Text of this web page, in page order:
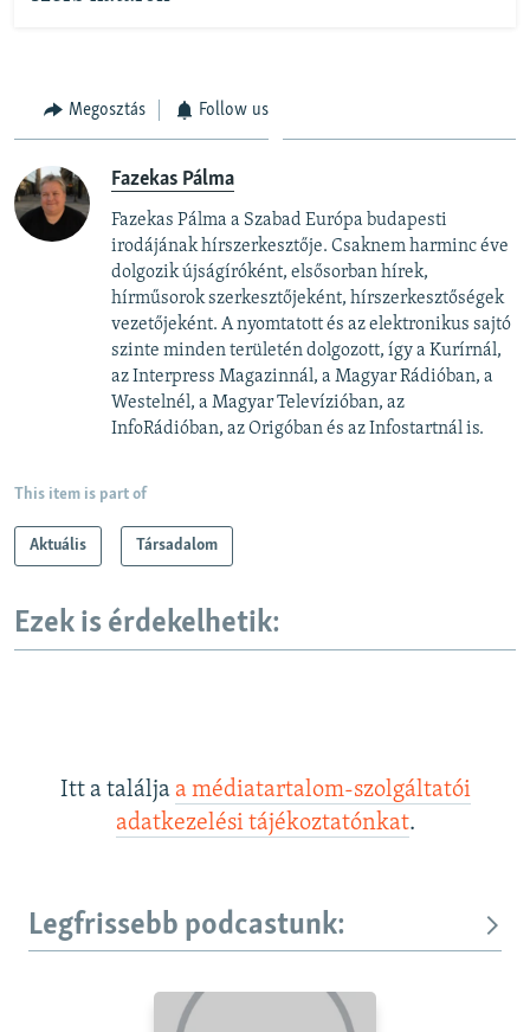
Megosztás Follow us
Fazekas Pálma
Fazekas Pálma a Szabad Európa budapesti
irodájának hírszerkesztője. Csaknem harminc éve
dolgozik újságíróként, elsősorban hírek,
hírműsorok szerkesztőjeként, hírszerkesztőségek
vezetőjeként. A nyomtatott és az elektronikus sajtó
szinte minden területén dolgozott, így a Kurírnál,
az Interpress Magazinnál, a Magyar Rádióban, a
Westelnél, a Magyar Televízióban, az
InfoRádióban, az Origóban és az Infostartnál is.
This item is part of
Aktuális Társadalom
Ezek is érdekelhetik:
Itt a találja a médiatartalom-szolgáltatói
adatkezelési tájékoztatónkat.
Legfrissebb podcastunk: